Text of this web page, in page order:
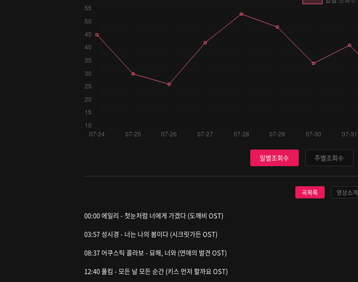
일별조회수 주별조회수
곡목록 영상소개
00:00 에일리 - 첫눈처럼 너에게 가겠다 (도깨비 OST)
03:57 성시경 - 너는 나의 봄이다 (시크릿가든 OST)
08:37 어쿠스틱 콜라보 - 묘해, 너와 (연애의 발견 OST)
12:40 폴킴 - 모든 날 모든 순간 (키스 먼저 할까요 OST)